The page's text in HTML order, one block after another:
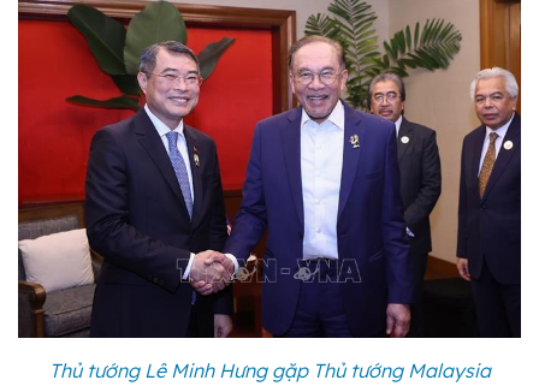
Thủ tướng Lê Minh Hưng gặp Thủ tướng Malaysia